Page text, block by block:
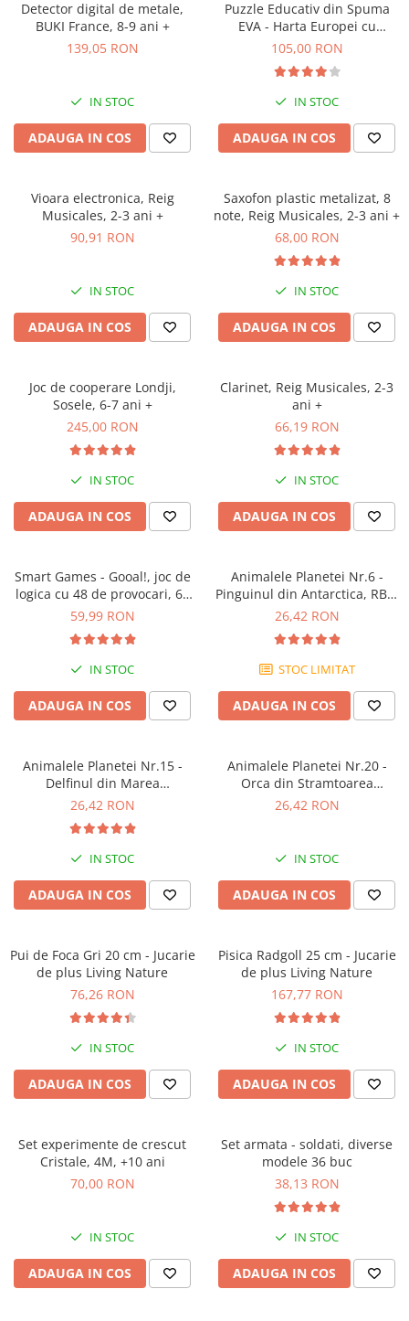
Detector digital de metale,
BUKI France, 8-9 ani +
139,05 RON
IN STOC
ADAUGA IN COS
Puzzle Educativ din Spuma
EVA - Harta Europei cu
Steaguri si Capitale,
105,00 RON
IN STOC
ADAUGA IN COS
Vioara electronica, Reig
Musicales, 2-3 ani +
90,91 RON
IN STOC
ADAUGA IN COS
Saxofon plastic metalizat, 8
note, Reig Musicales, 2-3 ani +
68,00 RON
IN STOC
ADAUGA IN COS
Joc de cooperare Londji,
Sosele, 6-7 ani +
245,00 RON
IN STOC
ADAUGA IN COS
Clarinet, Reig Musicales, 2-3
ani +
66,19 RON
IN STOC
ADAUGA IN COS
Smart Games - Gooal!, joc de
logica cu 48 de provocari, 6+
ani
59,99 RON
IN STOC
ADAUGA IN COS
Animalele Planetei Nr.6 -
Pinguinul din Antarctica, RBA,
18 luni+
26,42 RON
STOC LIMITAT
ADAUGA IN COS
Animalele Planetei Nr.15 -
Delfinul din Marea
Mediterana, RBA, 18 luni+
26,42 RON
IN STOC
ADAUGA IN COS
Animalele Planetei Nr.20 -
Orca din Stramtoarea
Gibraltar
26,42 RON
IN STOC
ADAUGA IN COS
Pui de Foca Gri 20 cm - Jucarie
de plus Living Nature
76,26 RON
IN STOC
ADAUGA IN COS
Pisica Radgoll 25 cm - Jucarie
de plus Living Nature
167,77 RON
IN STOC
ADAUGA IN COS
Set experimente de crescut
Cristale, 4M, +10 ani
70,00 RON
IN STOC
ADAUGA IN COS
Set armata - soldati, diverse
modele 36 buc
38,13 RON
IN STOC
ADAUGA IN COS